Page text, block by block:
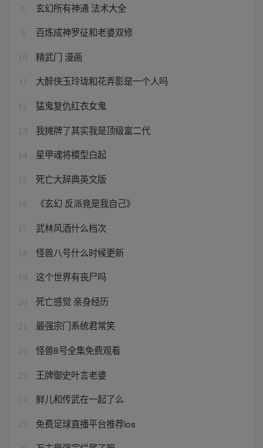
8 玄幻所有神通 法术大全
9 百炼成神罗征和老婆双修
10 精武门 漫画
大醉侠玉玲珑和花弄影是一个人吗
12 猛鬼复仇红衣女鬼
13 我摊牌了其实我是顶级富二代
14 星甲魂将模型白起
15 死亡大辞典英文版
16 《玄幻 反派竟是我自己》
17 武林风酒什么档次
18 怪兽八号什么时候更新
19 这个世界有丧尸吗
20 死亡感觉 亲身经历
21 最强宗门系统君常笑
22 怪兽8号全集免费观看
23 王牌御史叶言老婆
24 鲜儿和传武在一起了么
25 免费足球直播平台推荐ios